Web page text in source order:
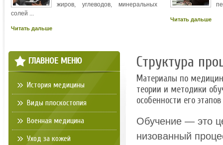
жиров, углеводов, минеральных
солей ...
Читать дальше
Читать дальше
Структура
Материалы по
теории и методики
особенности его этапов
Обучение — это
низованный
ГЛАВНОЕ МЕНЮ
История медицины
Виды плоскостопия
Военная медицина
Уход за кожей